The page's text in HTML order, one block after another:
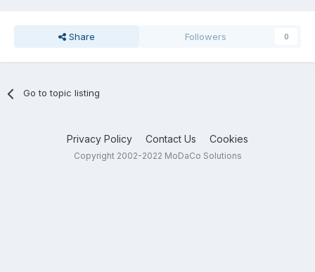
Share Followers 0
Go to topic listing
Privacy Policy Contact Us Cookies
Copyright 2002-2022 MoDaCo Solutions